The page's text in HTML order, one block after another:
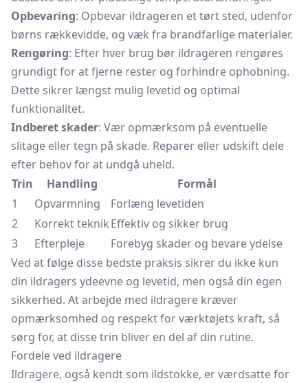
Opbevaring: Opbevar ildrageren et tørt sted, udenfor
børns rækkevidde, og væk fra brandfarlige materialer.
Rengøring: Efter hver brug bør ildrageren rengøres
grundigt for at fjerne rester og forhindre ophobning.
Dette sikrer længst mulig levetid og optimal
funktionalitet.
Indberet skader: Vær opmærksom på eventuelle
slitage eller tegn på skade. Reparer eller udskift dele
efter behov for at undgå uheld.
Trin
Handling
Formål
1
Opvarmning
Forlæng levetiden
2
Korrekt teknikEffektiv og sikker brug
3
Efterpleje
Forebyg skader og bevare ydelse
Ved at følge disse bedste praksis sikrer du ikke kun
din ildragers ydeevne og levetid, men også din egen
sikkerhed. At arbejde med ildragere kræver
opmærksomhed og respekt for værktøjets kraft, så
sørg for, at disse trin bliver en del af din rutine.
Fordele ved ildragere
Ildragere, også kendt som ildstokke, er værdsatte for